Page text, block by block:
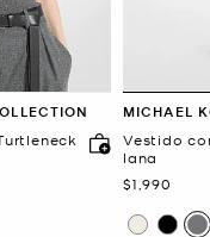
MICHAEL
Vestido
lana
Ahora
$1,990